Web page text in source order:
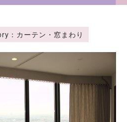
カーテン・窓まわり